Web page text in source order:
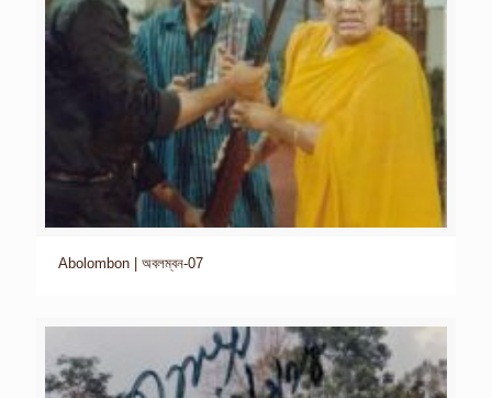
Abolombon | অবলম্বন-07